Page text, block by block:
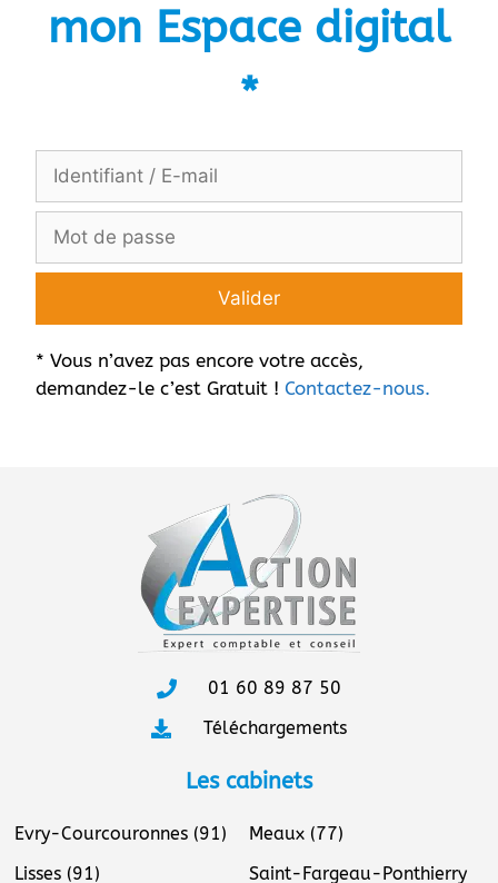
mon Espace digital
*
* Vous n’avez pas encore votre accès,
demandez-le c’est Gratuit !Contactez-nous.
01 60 89 87 50
Téléchargements
Les cabinets
Evry-Courcouronnes (91)
Lisses (91)
Meaux (77)
Saint-Fargeau-Ponthierry